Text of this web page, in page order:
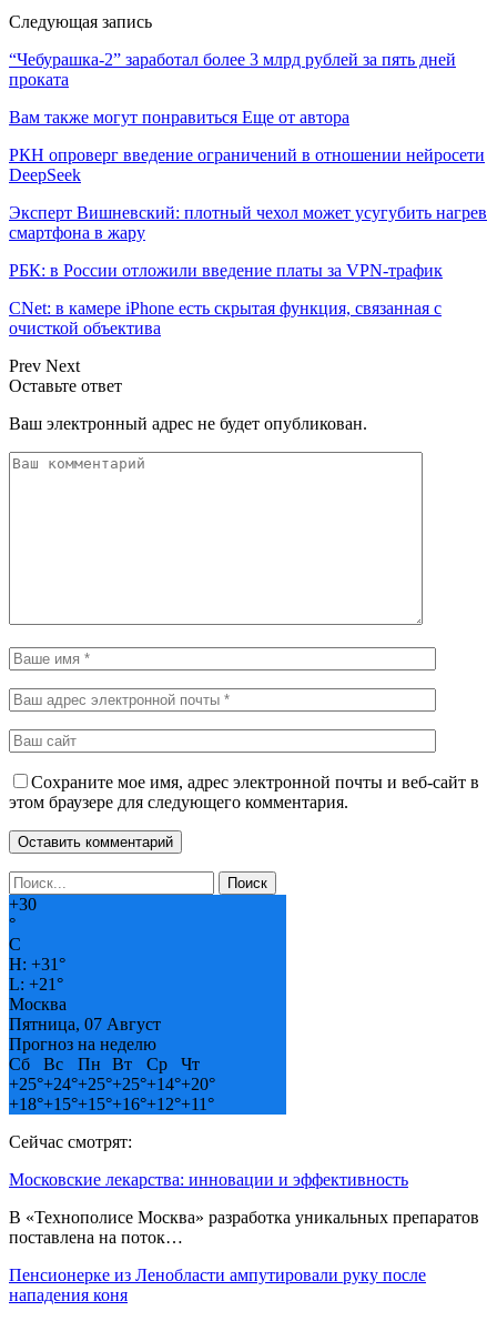
Следующая запись
“Чебурашка-2” заработал более 3 млрд рублей за пять дней
проката
Вам также могут понравиться Еще от автора
РКН опроверг введение ограничений в отношении нейросети
DeepSeek
Эксперт Вишневский: плотный чехол может усугубить нагрев
смартфона в жару
РБК: в России отложили введение платы за VPN-трафик
CNet: в камере iPhone есть скрытая функция, связанная с
очисткой объектива
Prev Next
Оставьте ответ
Ваш электронный адрес не будет опубликован.
Сохраните мое имя, адрес электронной почты и веб-сайт в
этом браузере для следующего комментария.
+30
°
C
H: +31°
L: +21°
Москва
Пятница, 07 Август
Прогноз на неделю
Сб
Вс Пн Вт Ср
Чт
+25°+24°+25°+25°+14°+20°
+18°+15°+15°+16°+12°+11°
Сейчас смотрят:
Московские лекарства: инновации и эффективность
В «Технополисе Москва» разработка уникальных препаратов
поставлена на поток…
Пенсионерке из Ленобласти ампутировали руку после
нападения коня